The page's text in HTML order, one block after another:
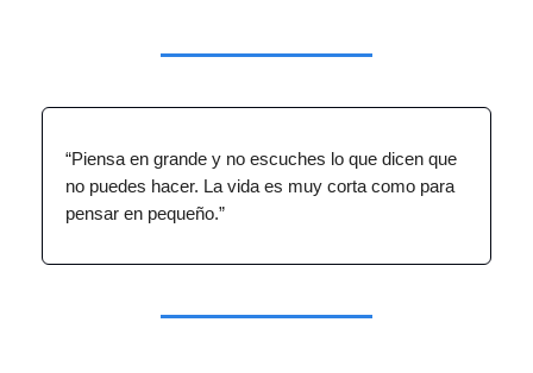
“Piensa en grande y no escuches lo que dicen que
no puedes hacer. La vida es muy corta como para
pensar en pequeño.”